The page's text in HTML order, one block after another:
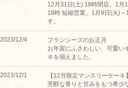
12月31日(土) 18時閉店。1月
18時 短縮営業。1月9日(火)～
す。
2023/12/4
フランシーズのお正月
お年賀にふさわしい、可愛い
キを揃えました。
2023/12/1
【12月限定マンスリーケーキ
芳醇な香りと甘みをもつ希少